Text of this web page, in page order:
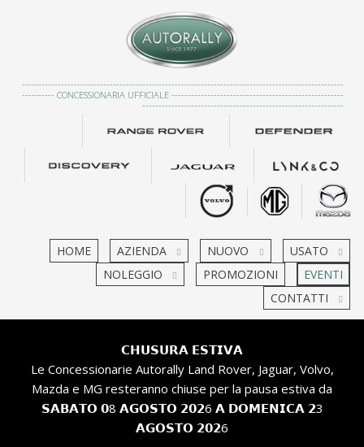
---------------------------------------------------------------------------------------------------
---------- CONCESSIONARIA UFFICIALE -----------------------------------------------------
--------------------------------------------------------------
HOME AZIENDA NUOVO
USATO
NOLEGGIO
PROMOZIONI
EVENTI
CONTATTI
𝗖𝗛𝗨𝗦𝗨𝗥𝗔 𝗘𝗦𝗧𝗜𝗩𝗔
Le Concessionarie Autorally Land Rover, Jaguar, Volvo,
Mazda e MG resteranno chiuse per la pausa estiva da
𝗦𝗔𝗕𝗔𝗧𝗢 𝟬8 𝗔𝗚𝗢𝗦𝗧𝗢 𝟮𝟬𝟮6 𝗔 𝗗𝗢𝗠𝗘𝗡𝗜𝗖𝗔 𝟮3
𝗔𝗚𝗢𝗦𝗧𝗢 𝟮𝟬𝟮6